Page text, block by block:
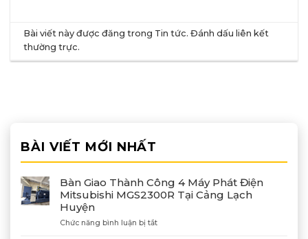
Bài viết này được đăng trong Tin tức. Đánh dấu liên kết
thường trực.
BÀI VIẾT MỚI NHẤT
Bàn Giao Thành Công 4 Máy Phát Điện
Mitsubishi MGS2300R Tại Cảng Lạch
Huyện
Chức năng bình luận bị tắtở